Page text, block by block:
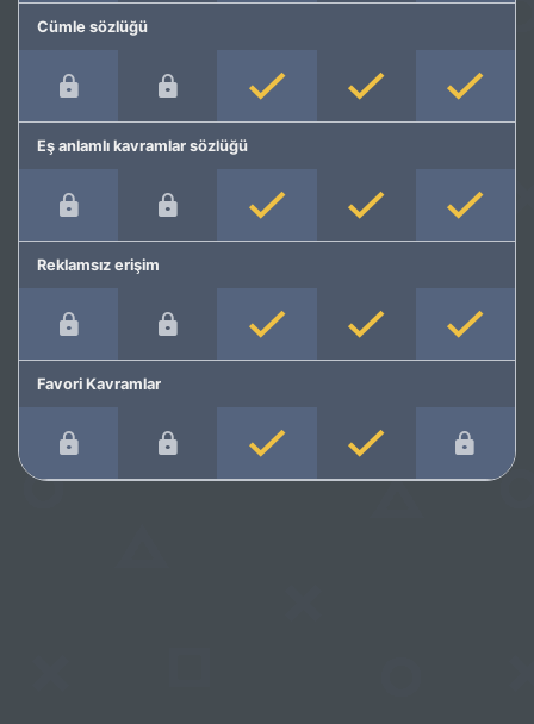
Cümle sözlüğü
Eş anlamlı kavramlar sözlüğü
Reklamsız erişim
Favori Kavramlar